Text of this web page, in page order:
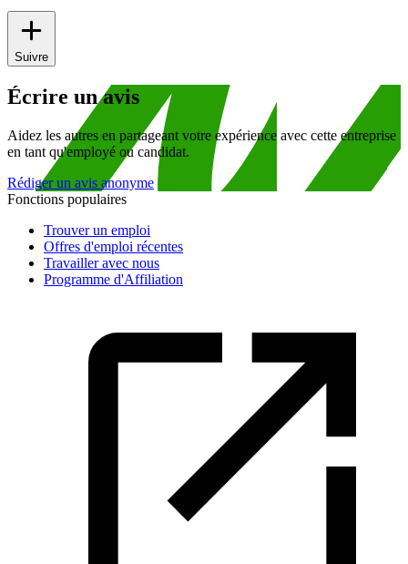
Suivre
Écrire un avis
Aidez les autres en partageant votre expérience avec cette entreprise
en tant qu'employé ou candidat.
Rédiger un avis anonyme
Fonctions populaires
Trouver un emploi
Offres d'emploi récentes
Travailler avec nous
Programme d'Affiliation